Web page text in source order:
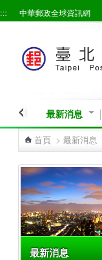
跳到主要內容區塊
::: 中華郵政全球資訊網
最新消息
首頁 > 最新消息
最新消息